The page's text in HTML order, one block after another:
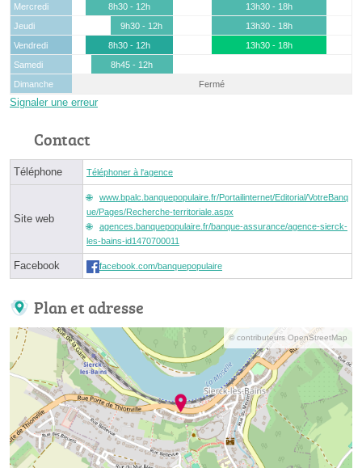
Mercredi
8h30 - 12h
13h30 - 18h
Jeudi
9h30 - 12h
13h30 - 18h
Vendredi
8h30 - 12h
13h30 - 18h
Samedi
8h45 - 12h
Dimanche
Fermé
Signaler une erreur
Contact
Téléphone Téléphoner à l'agence
Site web
www.bpalc.banquepopulaire.fr/Portailinternet/Editorial/VotreBanq
ue/Pages/Recherche-territoriale.aspx
agences.banquepopulaire.fr/banque-assurance/agence-sierck-
les-bains-id1470700011
Facebook facebook.com/banquepopulaire
Plan et adresse
© contributeurs OpenStreetMap